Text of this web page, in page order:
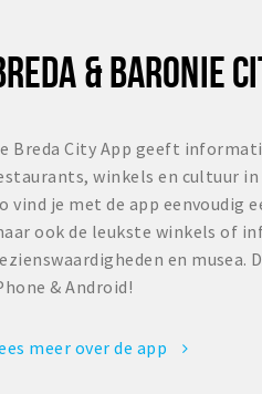
& BARONIE
Breda City App geeft
winkels en cultuur in
vind je met de app eenvoudig
ook de leukste winkels of
en musea.
& Android!
meer over de app